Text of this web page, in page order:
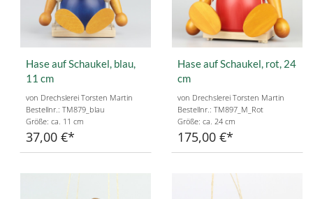
Hase auf Schaukel, blau,
11 cm
von Drechslerei Torsten Martin
Bestellnr.: TM879_blau
Größe: ca. 11 cm
37,00 €
Hase auf Schaukel, rot, 24
cm
von Drechslerei Torsten Martin
Bestellnr.: TM897_M_Rot
Größe: ca. 24 cm
175,00 €